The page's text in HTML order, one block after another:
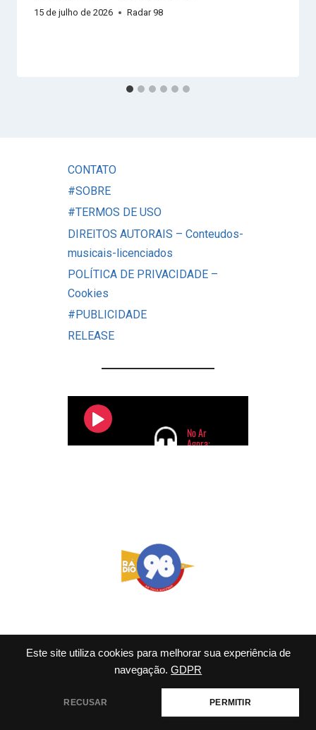
Este site utiliza cookies para melhorar sua experiência de
navegação. GDPR
RECUSAR PERMITIR
15 de julho de 2026
Radar 98
CONTATO
#SOBRE
#TERMOS DE USO
DIREITOS AUTORAIS – Conteudos-
musicais-licenciados
POLÍTICA DE PRIVACIDADE –
Cookies
#PUBLICIDADE
RELEASE
WordPress por
Kadence WP